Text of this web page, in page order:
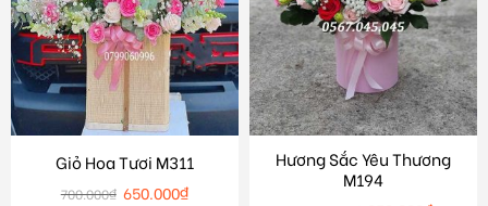
Giỏ Hoa Tươi M311
700.000₫ 650.000₫
Hương Sắc Yêu Thương
M194